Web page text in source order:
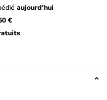
aujourd'hui
€